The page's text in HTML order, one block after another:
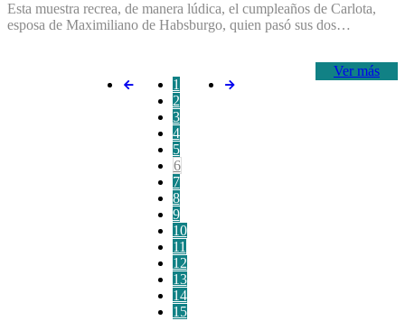
Esta muestra recrea, de manera lúdica, el cumpleaños de Carlota,
esposa de Maximiliano de Habsburgo, quien pasó sus dos…
Ver más
1
2
3
4
5
6
7
8
9
10
11
12
13
14
15